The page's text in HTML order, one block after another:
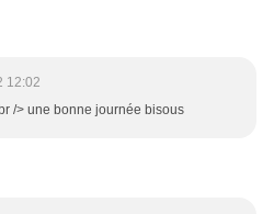
12:02
/> une bonne journée bisous